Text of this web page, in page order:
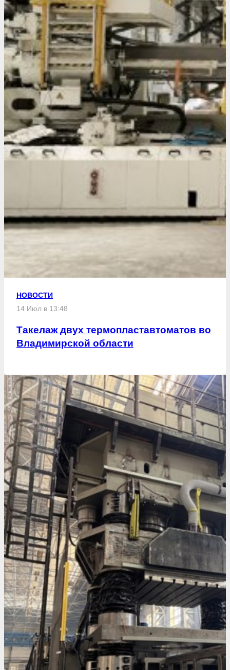
НОВОСТИ
14 Июл в 13:48
Такелаж двух термопластавтоматов во
Владимирской области